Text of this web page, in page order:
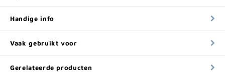
Handige info
Vaak gebruikt voor
Gerelateerde producten